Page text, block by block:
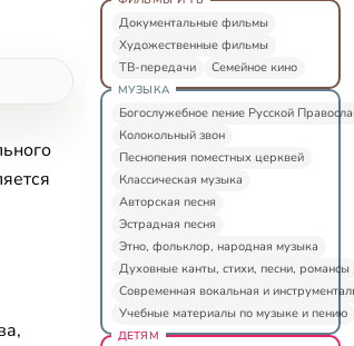
Документальные фильмы
Художественные фильмы
ТВ-передачи
Семейное кино
МУЗЫКА
Богослужебное пение Русской
Колокольный звон
Песнопения поместных церквей
Классическая музыка
Авторская песня
Эстрадная песня
Этно, фольклор, народная музыка
Духовные канты, стихи, песни, романсы
Современная вокальная и
Учебные материалы по музыке и пению
ДЕТЯМ